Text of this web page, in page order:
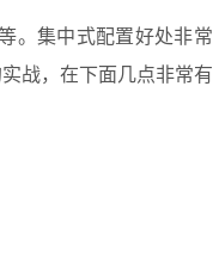
。集中式配置好处非
战，在下面几点非常